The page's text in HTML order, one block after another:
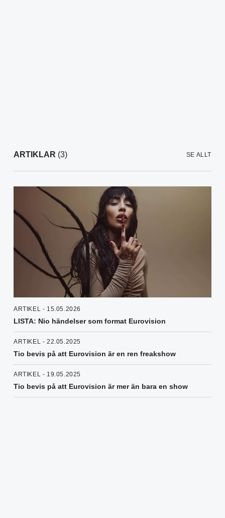
ARTIKLAR (3) SE ALLT
ARTIKEL - 15.05.2026
LISTA: Nio händelser som format Eurovision
ARTIKEL - 22.05.2025
Tio bevis på att Eurovision är en ren freakshow
ARTIKEL - 19.05.2025
Tio bevis på att Eurovision är mer än bara en show